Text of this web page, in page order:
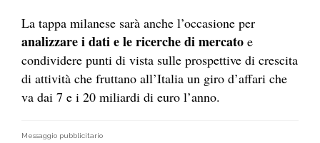
La tappa milanese sarà anche l’occasione per
analizzare i dati e le ricerche di mercato e
condividere punti di vista sulle prospettive di crescita
di attività che fruttano all’Italia un giro d’affari che
va dai 7 e i 20 miliardi di euro l’anno.
Messaggio pubblicitario